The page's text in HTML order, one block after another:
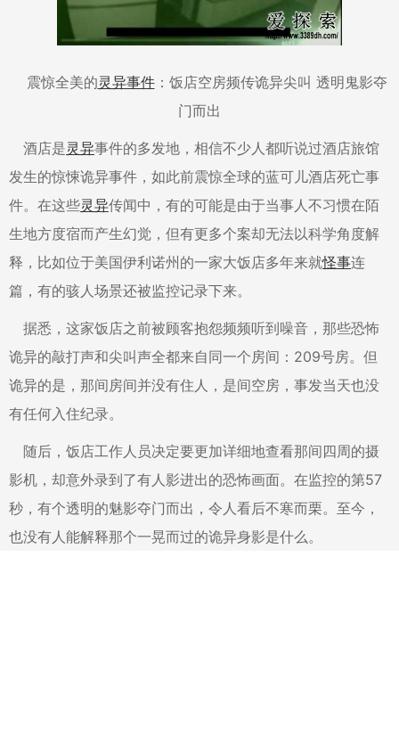
震惊全美的灵异事件：饭店空房频传诡异尖叫 透明鬼影夺
门而出
酒店是灵异事件的多发地，相信不少人都听说过酒店旅馆
发生的惊悚诡异事件，如此前震惊全球的蓝可儿酒店死亡事
件。在这些灵异传闻中，有的可能是由于当事人不习惯在陌
生地方度宿而产生幻觉，但有更多个案却无法以科学角度解
释，比如位于美国伊利诺州的一家大饭店多年来就怪事连
篇，有的骇人场景还被监控记录下来。
据悉，这家饭店之前被顾客抱怨频频听到噪音，那些恐怖
诡异的敲打声和尖叫声全都来自同一个房间：209号房。但
诡异的是，那间房间并没有住人，是间空房，事发当天也没
有任何入住纪录。
随后，饭店工作人员决定要更加详细地查看那间四周的摄
影机，却意外录到了有人影进出的恐怖画面。在监控的第57
秒，有个透明的魅影夺门而出，令人看后不寒而栗。至今，
也没有人能解释那个一晃而过的诡异身影是什么。